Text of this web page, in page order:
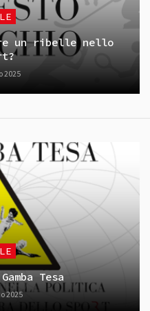
un ribelle nello
2025
Tesa
2025